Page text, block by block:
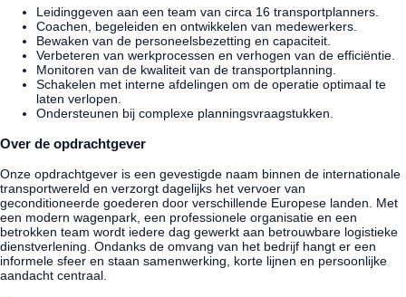
Leidinggeven aan een team van circa 16 transportplanners.
Coachen, begeleiden en ontwikkelen van medewerkers.
Bewaken van de personeelsbezetting en capaciteit.
Verbeteren van werkprocessen en verhogen van de efficiëntie.
Monitoren van de kwaliteit van de transportplanning.
Schakelen met interne afdelingen om de operatie optimaal te
laten verlopen.
Ondersteunen bij complexe planningsvraagstukken.
Over de opdrachtgever
Onze opdrachtgever is een gevestigde naam binnen de internationale
transportwereld en verzorgt dagelijks het vervoer van
geconditioneerde goederen door verschillende Europese landen. Met
een modern wagenpark, een professionele organisatie en een
betrokken team wordt iedere dag gewerkt aan betrouwbare logistieke
dienstverlening. Ondanks de omvang van het bedrijf hangt er een
informele sfeer en staan samenwerking, korte lijnen en persoonlijke
aandacht centraal.